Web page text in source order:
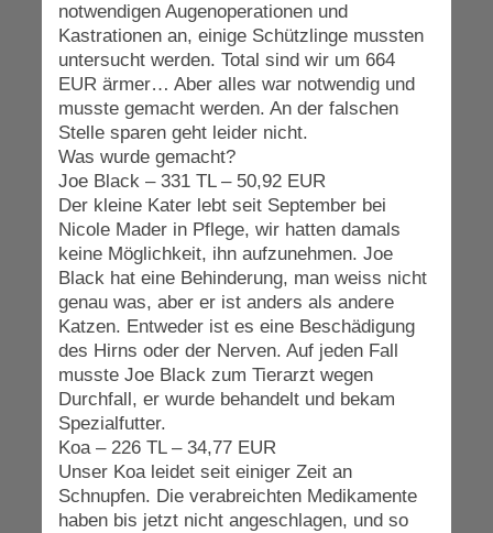
notwendigen Augenoperationen und
Kastrationen an, einige Schützlinge mussten
untersucht werden. Total sind wir um 664
EUR ärmer… Aber alles war notwendig und
musste gemacht werden. An der falschen
Stelle sparen geht leider nicht.
Was wurde gemacht?
Joe Black – 331 TL – 50,92 EUR
Der kleine Kater lebt seit September bei
Nicole Mader in Pflege, wir hatten damals
keine Möglichkeit, ihn aufzunehmen. Joe
Black hat eine Behinderung, man weiss nicht
genau was, aber er ist anders als andere
Katzen. Entweder ist es eine Beschädigung
des Hirns oder der Nerven. Auf jeden Fall
musste Joe Black zum Tierarzt wegen
Durchfall, er wurde behandelt und bekam
Spezialfutter.
Koa – 226 TL – 34,77 EUR
Unser Koa leidet seit einiger Zeit an
Schnupfen. Die verabreichten Medikamente
haben bis jetzt nicht angeschlagen, und so